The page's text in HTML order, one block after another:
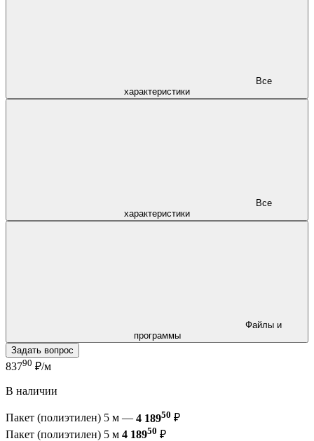
характеристики
характеристики
программы
Задать вопрос
83790 ₽/м
В наличии
Пакет (полиэтилен) 5 м — 4 18950 ₽
Пакет (полиэтилен) 5 м 4 18950 ₽